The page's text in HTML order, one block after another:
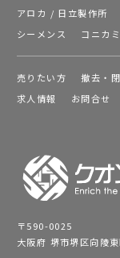
アロカ / 日立製作所
シーメンス
コニカ
売りたい方 撤去・
求人情報
お問合せ
〒590-0025
大阪府 堺市堺区向陵